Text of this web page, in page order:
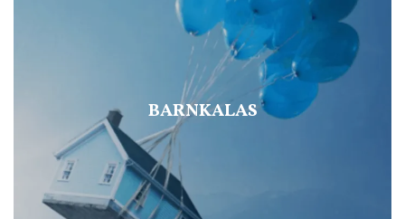
BARNKALAS